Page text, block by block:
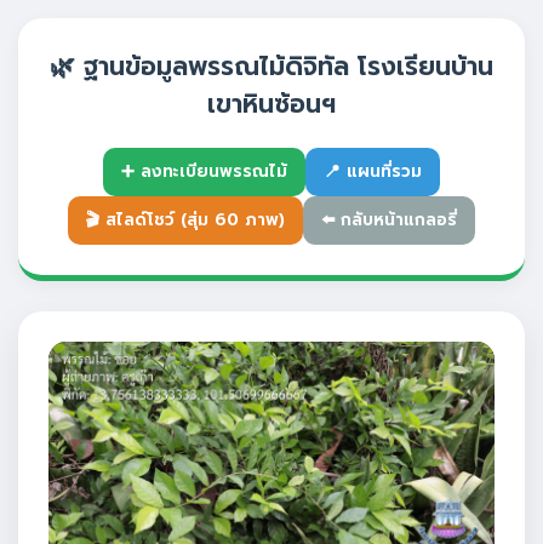
🌿 ฐานข้อมูลพรรณไม้ดิจิทัล โรงเรียนบ้าน
เขาหินซ้อนฯ
➕ ลงทะเบียนพรรณไม้
📍 แผนที่รวม
🎬 สไลด์โชว์ (สุ่ม 60 ภาพ)
⬅️ กลับหน้าแกลอรี่